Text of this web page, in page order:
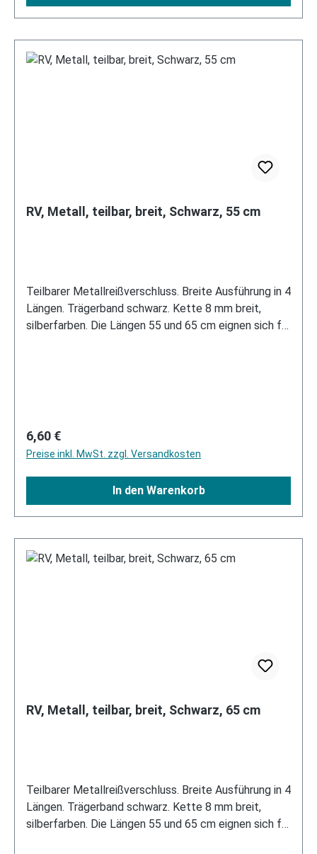
RV, Metall, teilbar, breit, Schwarz, 55 cm
Teilbarer Metallreißverschluss. Breite Ausführung in 4
Längen. Trägerband schwarz. Kette 8 mm breit,
silberfarben. Die Längen 55 und 65 cm eignen sich für
Regulärer Preis:
6,60 €
Preise inkl. MwSt. zzgl. Versandkosten
In den Warenkorb
RV, Metall, teilbar, breit, Schwarz, 65 cm
Teilbarer Metallreißverschluss. Breite Ausführung in 4
Längen. Trägerband schwarz. Kette 8 mm breit,
silberfarben. Die Längen 55 und 65 cm eignen sich für